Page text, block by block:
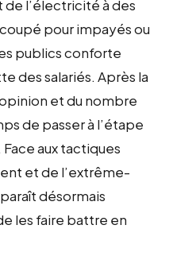
l’électricité à des
pour impayés ou
publics conforte
des salariés. Après la
et du nombre
de passer à l’étape
aux tactiques
et de l’extrême-
désormais
les faire battre en